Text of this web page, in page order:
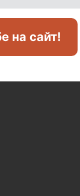
на сайт!